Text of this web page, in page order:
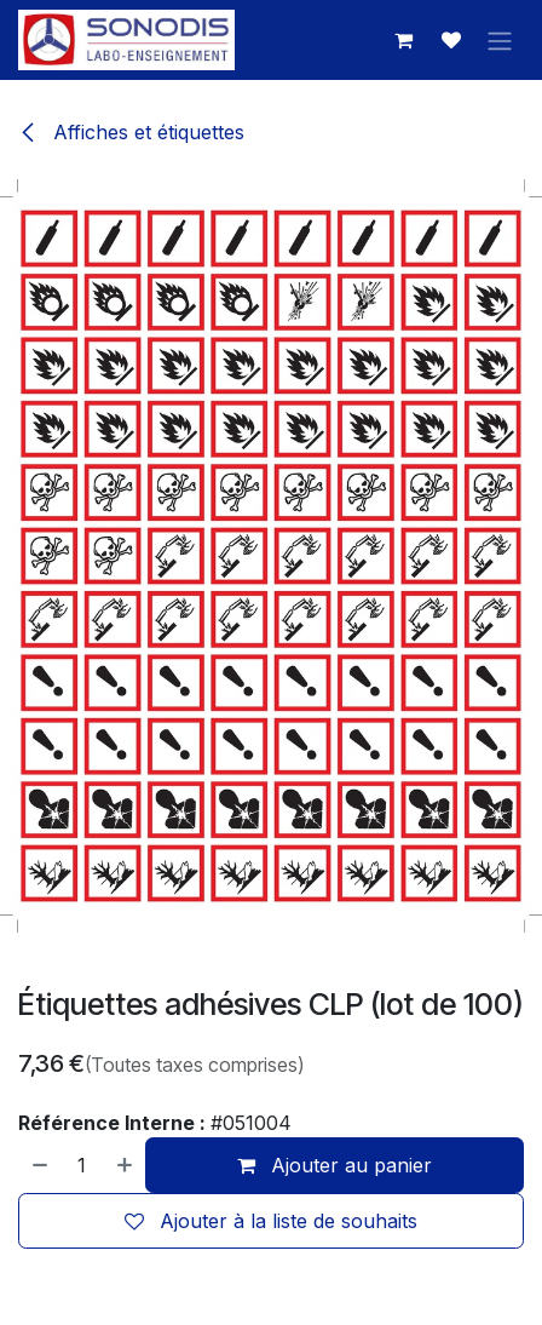
Se rendre au contenu
Affiches et étiquettes
Étiquettes adhésives CLP (lot de 100)
7,36 €(Toutes taxes comprises)
Référence Interne : #051004
Ajouter au panier
Ajouter à la liste de souhaits